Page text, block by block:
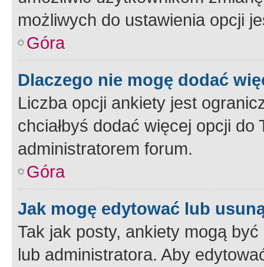
możliwych do ustawienia opcji
Góra
Dlaczego nie mogę dodać
Liczba opcji ankiety jest
chciałbyś dodać więcej opcji
administratorem forum.
Góra
Jak mogę edytować lub
Tak jak posty, ankiety mogą
lub administratora. Aby